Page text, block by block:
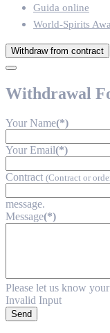
Guida online
World-Spirits
Withdraw from contract
Withdrawal
Your Name(*)
Your Email(*)
Contract (Contract or
message.
Message(*)
Please let us know your
Invalid Input
Send